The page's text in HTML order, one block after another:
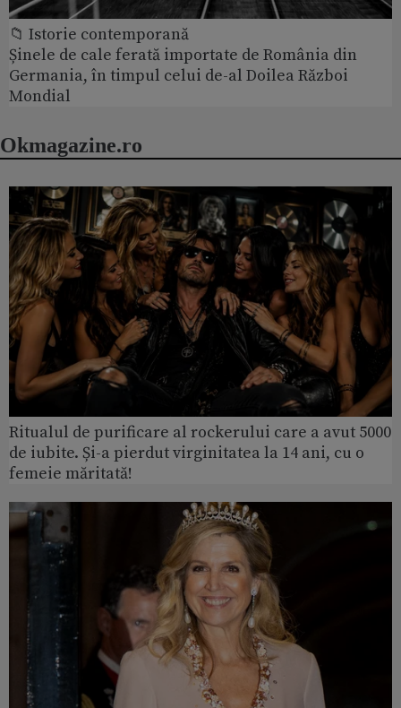
📁 Istorie contemporană
Șinele de cale ferată importate de România din
Germania, în timpul celui de-al Doilea Război
Mondial
Okmagazine.ro
Ritualul de purificare al rockerului care a avut 5000
de iubite. Și-a pierdut virginitatea la 14 ani, cu o
femeie măritată!